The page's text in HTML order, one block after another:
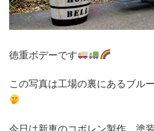
徳重ボデーです
この写真は工場の裏にあるブル
今日は新車のコボレン製作、塗